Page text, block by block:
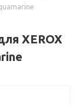
XEROX